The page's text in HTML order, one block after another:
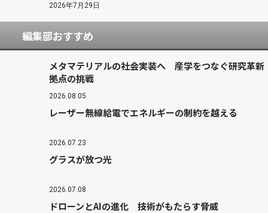
2026年7月29日
編集部おすすめ
メタマテリアルの社会実装へ 産学をつなぐ研究革新
拠点の挑戦
2026.08.05
レーザー無線給電でエネルギーの制約を越える
2026.07.23
グラスが放つ光
2026.07.08
ドローンとAIの進化 技術がもたらす脅威